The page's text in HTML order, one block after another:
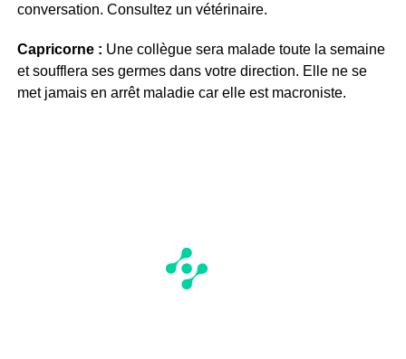
conversation. Consultez un vétérinaire.
Capricorne : Une collègue sera malade toute la semaine
et soufflera ses germes dans votre direction. Elle ne se
met jamais en arrêt maladie car elle est macroniste.